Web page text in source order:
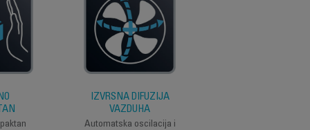
IZVRSNA DIFUZIJA
VAZDUHA
Automatska oscilacija i